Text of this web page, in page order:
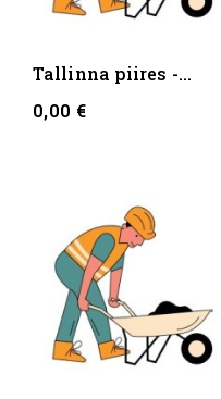
Tallinna piires -
0,00 €